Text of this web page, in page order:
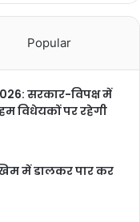
Popular
सरकार-विपक्ष में
विधेयकों पर रहेगी
में डालकर पार कर